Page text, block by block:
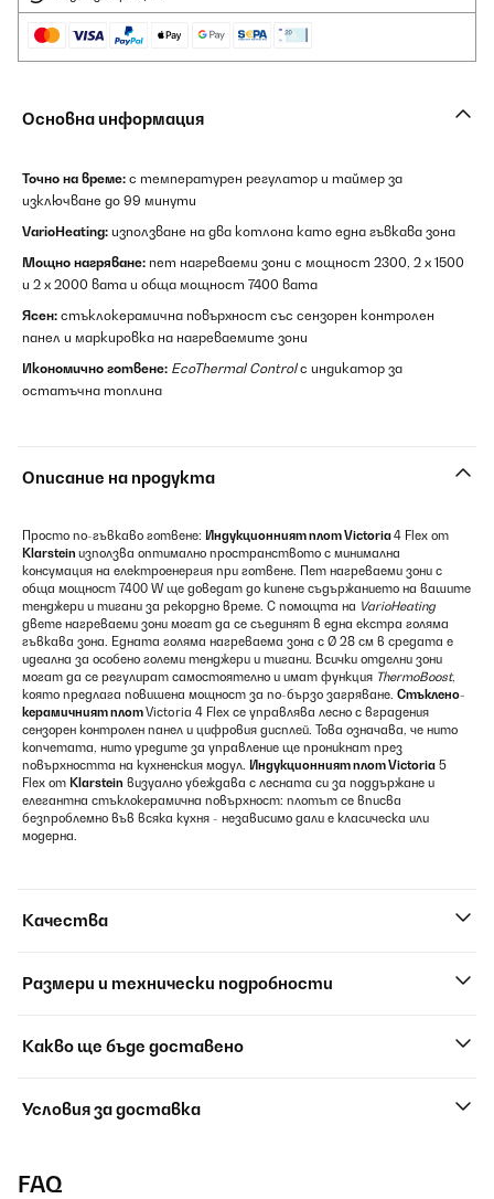
Основна информация
Точно на време: с температурен регулатор и таймер за
изключване до 99 минути
VarioHeating: използване на два котлона като една гъвкава зона
Мощно нагряване: пет нагреваеми зони с мощност 2300, 2 x 1500
и 2 x 2000 вата и обща мощност 7400 вата
Ясен: стъклокерамична повърхност със сензорен контролен
панел и маркировка на нагреваемите зони
Икономично готвене: EcoThermal Controlс индикатор за
остатъчна топлина
Описание на продукта
Просто по-гъвкаво готвене: Индукционният плот Victoria4 Flex от
Klarstein използва оптимално пространството с минимална
консумация на електроенергия при готвене. Пет нагреваеми зони с
обща мощност 7400 W ще доведат до кипене съдържанието на вашите
тенджери и тигани за рекордно време. С помощта на VarioHeating
двете нагреваеми зони могат да се съединят в една екстра голяма
гъвкава зона. Едната голяма нагреваема зона с Ø 28 см в средата е
идеална за особено големи тенджери и тигани. Всички отделни зони
могат да се регулират самостоятелно и имат функция ThermoBoost,
която предлага повишена мощност за по-бързо загряване. Стъклено-
керамичният плотVictoria 4 Flex се управлява лесно с вградения
сензорен контролен панел и цифровия дисплей. Това означава, че нито
копчетата, нито уредите за управление ще проникнат през
повърхността на кухненския модул. Индукционният плот Victoria 5
Flex от Klarstein визуално убеждава с лесната си за поддържане и
елегантна стъклокерамична повърхност: плотът се вписва
безпроблемно във всяка кухня - независимо дали е класическа или
модерна.
Качества
Размери и технически подробности
Какво ще бъде доставено
Условия за доставка
FAQ